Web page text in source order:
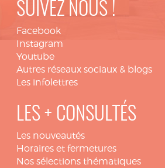
SUIVEZ NOUS !
Facebook
Instagram
Youtube
Autres réseaux sociaux & blogs
Les infolettres
LES + CONSULTÉS
Les nouveautés
Horaires et fermetures
Nos sélections thématiques